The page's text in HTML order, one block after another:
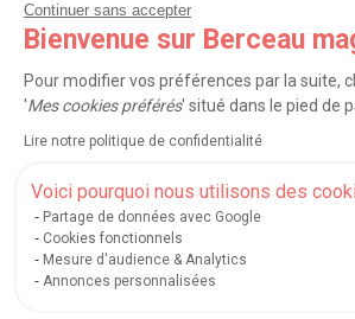
Continuer sans accepter
Bienvenue sur Berceau
Pour modifier vos préférences par la suite,
'Mes cookies préférés' situé dans le pied de
Lire notre politique de confidentialité
Voici pourquoi nous utilisons des
Partage de données avec Google
Cookies fonctionnels
Mesure d'audience & Analytics
Annonces personnalisées
PROFESSIONNELS
LISTES CADEAUX
Service après-vente| FAQ |Rappels de produits|
Mentions légales et crédits Conditions générales de
Nos moyens de paiement